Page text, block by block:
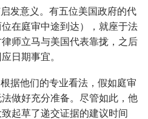
发意义。有五位美国政府的代
在庭审中途到达），就座于法
师立马与美国代表靠拢，之后
日期事宜。
据他们的专业看法，假如庭审
做好充分准备。尽管如此，他
起草了递交证据的建议时间